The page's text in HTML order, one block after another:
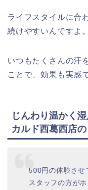
ライフスタイルに合
続けやすいんですよ。
いつもたくさんの汗
ことで、効果も実感
じんわり温かく
カルド西葛西店
500円の体験させ
スタッフの方が